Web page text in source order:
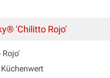
'Chilitto Rojo'